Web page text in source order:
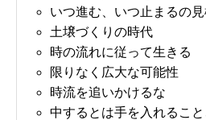
いつ進む、いつ止まるの
土壌づくりの時代
時の流れに従って生きる
限りなく広大な可能性
時流を追いかけるな
中するとは手を入れるこ